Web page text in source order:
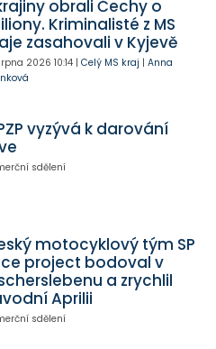
obrali Čechy o
Kriminalisté z MS
zasahovali v Kyjevě
2026 10:14| Celý MS kraj | Anna
vyzývá k darování
sdělení
motocyklový tým SP
project bodoval v
a zrychlil
Aprilii
sdělení